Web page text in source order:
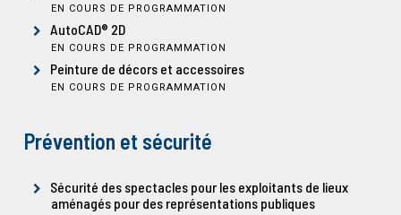
EN COURS DE PROGRAMMATION
AutoCAD® 2D
EN COURS DE PROGRAMMATION
Peinture de décors et accessoires
EN COURS DE PROGRAMMATION
Prévention et sécurité
Sécurité des spectacles pour les exploitants de lieux
aménagés pour des représentations publiques